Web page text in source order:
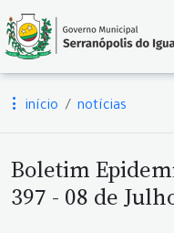
início notícias
Boletim
397 - 08 de